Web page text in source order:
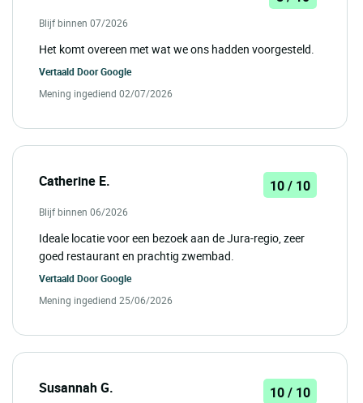
Blijf binnen 07/2026
Het komt overeen met wat we ons hadden voorgesteld.
Vertaald DoorGoogle
Mening ingediend 02/07/2026
Catherine E. 10 / 10
Blijf binnen 06/2026
Ideale locatie voor een bezoek aan de Jura-regio, zeer
goed restaurant en prachtig zwembad.
Vertaald DoorGoogle
Mening ingediend 25/06/2026
Susannah G. 10 / 10